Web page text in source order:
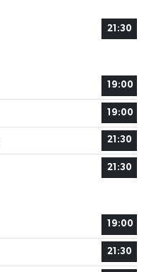
21:30
19:00
19:00
21:30
21:30
19:00
21:30